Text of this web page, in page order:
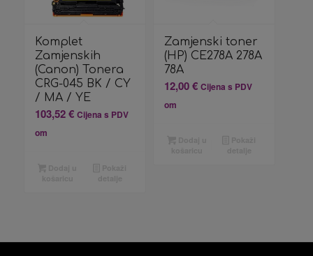
Komplet
Zamjenskih
(Canon) Tonera
CRG-045 BK / CY
/ MA / YE
103,52€ Cijena s PDV
om
Zamjenski toner
(HP) CE278A 278A
78A
12,00€ Cijena s PDV
om